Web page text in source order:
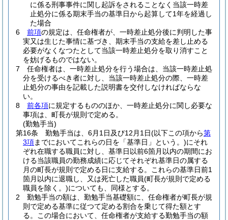
に係る刑事事件に関し起訴をされることなく当該一時差
止処分に係る期末手当の基準日から起算して1年を経過し
た場合
6
前項の規定は、任命権者が、一時差止処分後に判明した事
実又は生じた事情に基づき、期末手当の支給を差し止める
必要がなくなつたとして当該一時差止処分を取り消すこと
を妨げるものではない。
7
任命権者は、一時差止処分を行う場合は、当該一時差止処
分を受けるべき者に対し、当該一時差止処分の際、一時差
止処分の事由を記載した説明書を交付しなければならな
い。
8
前各項に規定するもののほか、一時差止処分に関し必要な
事項は、町長が規則で定める。
(勤勉手当)
第16条
勤勉手当は、6月1日及び12月1日(以下この項から第
3項までにおいてこれらの日を「基準日」という。)にそれ
ぞれ在職する職員に対し、基準日以前6箇月以内の期間にお
ける当該職員の勤務成績に応じてそれぞれ基準日の属する
月の町長が規則で定める日に支給する。
これらの基準日前1
箇月以内に退職し、又は死亡した職員(町長が規則で定める
職員を除く。)についても、同様とする。
2
勤勉手当の額は、勤勉手当基礎額に、任命権者が町長が規
則で定める基準に従つて定める割合を乗じて得た額とす
る。
この場合において、任命権者が支給する勤勉手当の額